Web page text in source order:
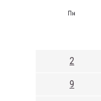
Пн
2
9